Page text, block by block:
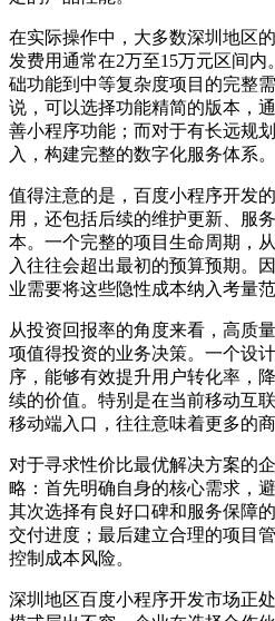
在实际操作中，大多数深圳地区
发费用通常在2万至15万元区间
础功能到中等复杂度项目的完整
说，可以选择功能精简的版本，
善小程序功能；而对于有长远规
入，构建完整的数字化服务体系。
值得注意的是，百度小程序开发
用，还包括后续的维护更新、服
本。一个完整的项目生命周期，
入往往会超出最初的预算预期。
业需要将这些隐性成本纳入考量范
从投资回报率的角度来看，高质
项值得投资的业务决策。一个设
序，能够有效提升用户转化率，
续的价值。特别是在当前移动互
移动端入口，往往意味着更多的
对于寻求性价比最优解决方案的
略：首先明确自身的核心需求，
其次选择有良好口碑和服务保障
交付进度；最后建立合理的项目
控制成本风险。
深圳地区百度小程序开发市场正